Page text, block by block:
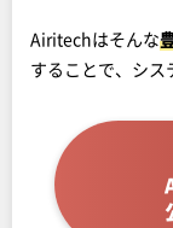
Airitechはそんな
することで、シス